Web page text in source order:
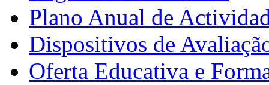
Plano Anual de
Dispositivos de
Oferta Educativa e